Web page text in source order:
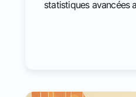
statistiques avancées